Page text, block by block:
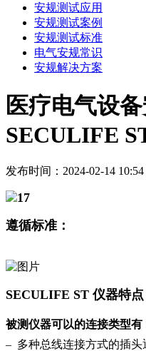
安规测试应用
安规测试案例
安规测试标准
电气安规常识
安规解决方案
医疗电气设
SECULIFE
发布时间：2024-02-14 10:54
遵循标准：
SECULIFE ST 仪器特点
被测仪器可以的连接类型有
– 多种总线连接方式的插头